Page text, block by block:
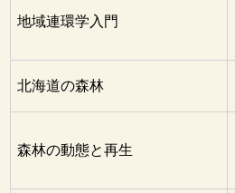
地域連環学入門
北海道の森林
森林の動態と再生